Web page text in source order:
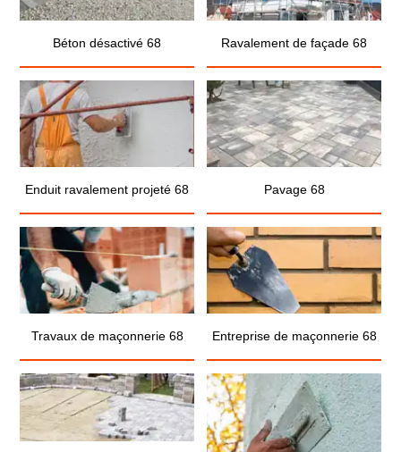
Béton désactivé 68 Ravalement de façade 68
Enduit ravalement projeté 68 Pavage 68
Travaux de maçonnerie 68 Entreprise de maçonnerie 68